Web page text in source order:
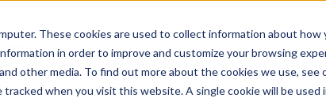
These cookies are used to collect information about
in order to improve and customize your browsing
other media. To find out more about the cookies we use, see
tracked when you visit this website. A single cookie will be
Branchen Produkte
Standorte